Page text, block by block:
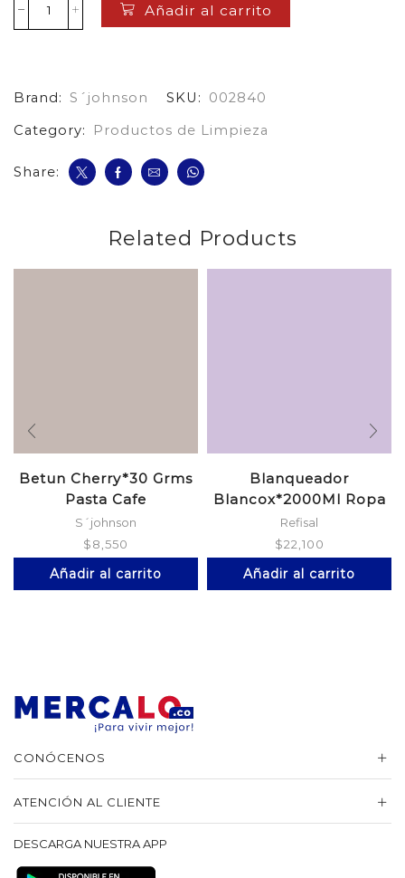
Quita
Grasa
Doy
cantidad
Añadir al carrito
Brand: S´johnson SKU:
002840
Category:
Productos de Limpieza
Share:
Related Products
Betun Cherry*30 Grms
Pasta Cafe
S´johnson
$8,550
Añadir al carrito
Blanqueador
Blancox*2000Ml Ropa
Color*1L
Refisal
$22,100
Añadir al carrito
CONÓCENOS
ATENCIÓN AL CLIENTE
DESCARGA NUESTRA APP